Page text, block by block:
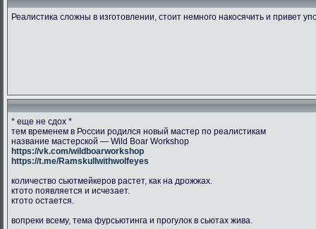
Реалистика сложны в изготовлении, стоит немного накосячить и привет
* еще не сдох *
тем временем в России родился новый мастер по реалистикам
название мастерской — Wild Boar Workshop
https://vk.com/wildboarworkshop
https://t.me/Ramskullwithwolfeyes
количество сьютмейкеров растет, как на дрожжах.
ктото появляется и исчезает.
ктото остается.
вопреки всему, тема фурсьютинга и прогулок в сьютах жива.